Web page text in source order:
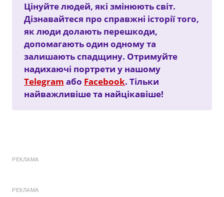
Цінуйте людей, які змінюють світ.
Дізнавайтеся про справжні історії того,
як люди долають перешкоди,
допомагають один одному та
залишають спадщину. Отримуйте
надихаючі портрети у нашому
Telegram або Facebook. Тільки
найважливіше та найцікавіше!
РЕКЛАМА
РЕКЛАМА